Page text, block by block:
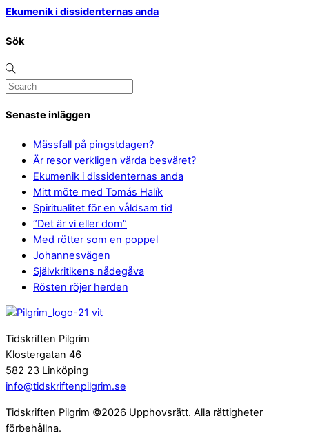
Ekumenik i dissidenternas anda
Sök
Senaste inläggen
Mässfall på pingstdagen?
Är resor verkligen värda besväret?
Ekumenik i dissidenternas anda
Mitt möte med Tomás Halík
Spiritualitet för en våldsam tid
“Det är vi eller dom”
Med rötter som en poppel
Johannesvägen
Självkritikens nådegåva
Rösten röjer herden
Tidskriften Pilgrim
Klostergatan 46
582 23 Linköping
info@tidskriftenpilgrim.se
Tidskriften Pilgrim ©2026 Upphovsrätt. Alla rättigheter
förbehållna.